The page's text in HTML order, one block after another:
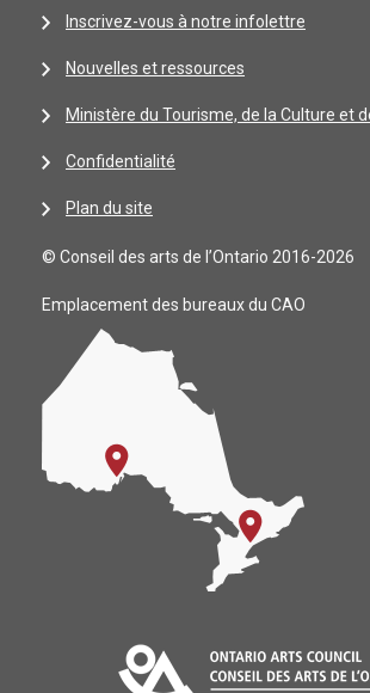
Inscrivez-vous à notre infolettre
Nouvelles et ressources
Ministère du Tourisme, de la Culture et
Confidentialité
Plan du site
© Conseil des arts de l’Ontario 2016-2026
Emplacement des bureaux du CAO